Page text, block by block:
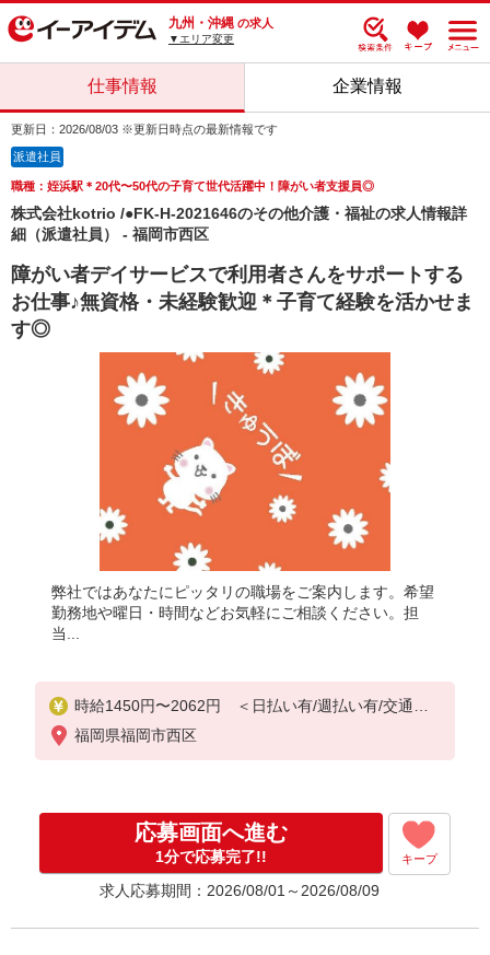
九州・沖縄 の求人
▼エリア変更
仕事情報 企業情報
更新日：2026/08/03 ※更新日時点の最新情報です
派遣社員
職種：姪浜駅＊20代〜50代の子育て世代活躍中！障がい者支援員◎
株式会社kotrio /●FK-H-2021646のその他介護・福祉の求人情報詳
細（派遣社員） - 福岡市西区
障がい者デイサービスで利用者さんをサポートする
お仕事♪無資格・未経験歓迎＊子育て経験を活かせま
す◎
弊社ではあなたにピッタリの職場をご案内します。希望
勤務地や曜日・時間などお気軽にご相談ください。担
当...
時給1450円〜2062円 ＜日払い有/週払い有/交通費
全支給(ガソリン代含む)＞
福岡県福岡市西区
応募画面へ進む
1分で応募完了!! キープ
求人応募期間：2026/08/01～2026/08/09